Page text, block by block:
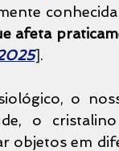
afeta
].
o
objetos em